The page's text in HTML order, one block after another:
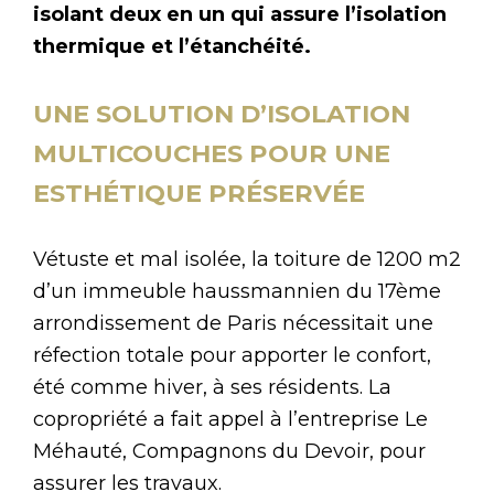
isolant deux en un qui assure l’isolation
thermique et l’étanchéité.
UNE SOLUTION D’ISOLATION
MULTICOUCHES POUR UNE
ESTHÉTIQUE PRÉSERVÉE
Vétuste et mal isolée, la toiture de 1200 m2
d’un immeuble haussmannien du 17ème
arrondissement de Paris nécessitait une
réfection totale pour apporter le confort,
été comme hiver, à ses résidents. La
copropriété a fait appel à l’entreprise Le
Méhauté, Compagnons du Devoir, pour
assurer les travaux.